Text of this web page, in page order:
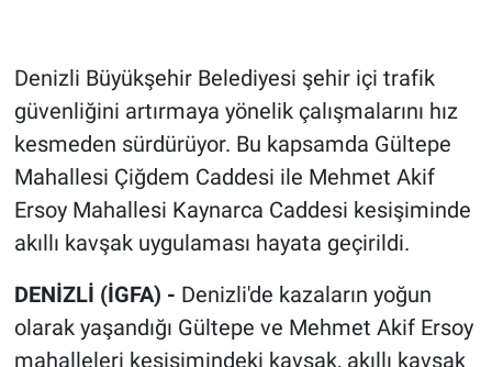
Denizli Büyükşehir Belediyesi şehir içi trafik
güvenliğini artırmaya yönelik çalışmalarını hız
kesmeden sürdürüyor. Bu kapsamda Gültepe
Mahallesi Çiğdem Caddesi ile Mehmet Akif
Ersoy Mahallesi Kaynarca Caddesi kesişiminde
akıllı kavşak uygulaması hayata geçirildi.
DENİZLİ (İGFA) - Denizli'de kazaların yoğun
olarak yaşandığı Gültepe ve Mehmet Akif Ersoy
mahalleleri kesişimindeki kavşak, akıllı kavşak